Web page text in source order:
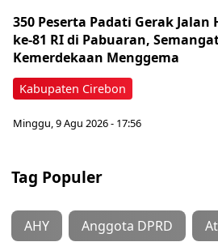
Kabupaten Cirebon
350 Peserta Padati Gerak Jalan
ke-81 RI di Pabuaran,
Kemerdekaan Menggema
Minggu, 9 Agu 2026 - 17:56
Tag Populer
AHY Anggota DPRD